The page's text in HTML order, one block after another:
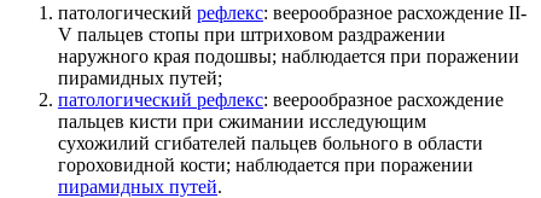
патологический рефлекс: веерообразное расхождение II-
V пальцев стопы при штриховом раздражении
наружного края подошвы; наблюдается при поражении
пирамидных путей;
патологический рефлекс: веерообразное расхождение
пальцев кисти при сжимании исследующим
сухожилий сгибателей пальцев больного в области
гороховидной кости; наблюдается при поражении
пирамидных путей.